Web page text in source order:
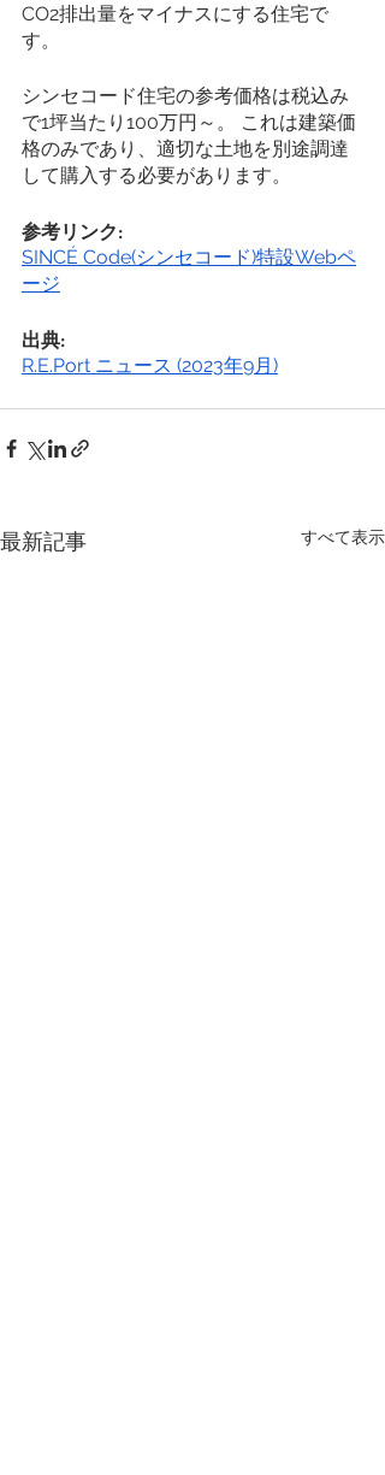
CO2排出量をマイナスにする住宅で
す。
シンセコード住宅の参考価格は税込み
で1坪当たり100万円～。 これは建築価
格のみであり、適切な土地を別途調達
して購入する必要があります。
参考リンク:
SINCÉ Code(シンセコード)特設Webペ
ージ
出典:
R.E.Port ニュース (2023年9月)
最新記事 すべて表示